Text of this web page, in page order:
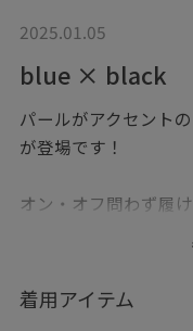
2025.01.05
blue × black
パールがアクセント
が登場です！
オン・オフ問わず履
着用アイテム